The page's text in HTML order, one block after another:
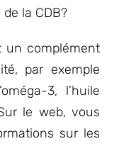
la CDB?
un complément
par exemple
3, l’huile
le web, vous
sur les